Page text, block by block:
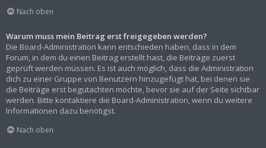
Nach oben
Warum muss mein Beitrag erst freigegeben werden?
Die Board-Administration kann entschieden haben, dass in dem
Forum, in dem du einen Beitrag erstellt hast, die Beiträge zuerst
geprüft werden müssen. Es ist auch möglich, dass die Administration
dich zu einer Gruppe von Benutzern hinzugefügt hat, bei denen sie
die Beiträge erst begutachten möchte, bevor sie auf der Seite sichtbar
werden. Bitte kontaktiere die Board-Administration, wenn du weitere
Informationen dazu benötigst.
Nach oben